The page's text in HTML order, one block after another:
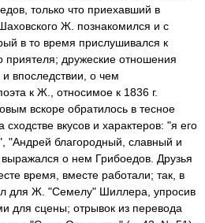
только что приехавший в
Ж. познакомился и с
в то время прислушивался к
приятеля; дружеские отношения
впоследствии, о чем
к Ж., относимое к 1836 г.
вскоре обратилось в тесное
вкусов и характеров: "я его
"Андрей благородный, славный и
о нем Грибоедов. Друзья
время, вместе работали; так, в
для Ж. "Семелу" Шиллера, упросив
для сцены; отрывок из перевода